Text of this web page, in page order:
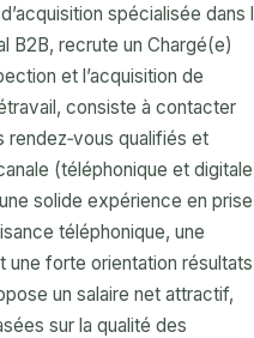
spécialisée dans
B2B, recrute un Chargé(e)
et l’acquisition de
consiste à contacter
qualifiés et
(téléphonique et
solide expérience en prise
téléphonique, une
une forte orientation
un salaire net attractif,
sur la qualité des